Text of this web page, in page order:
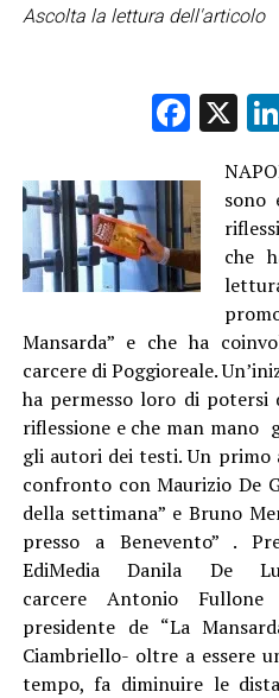
Ascolta la lettura dell'articolo
X
sono
che
Mansarda” e che ha
carcere di Poggioreale.
ha permesso loro di
riflessione e che man
gli autori dei testi. Un
confronto con Maurizio De
della settimana” e Bruno
presso a Benevento” .
EdiMedia Danila De
carcere Antonio Fullone
presidente de “La
Ciambriello- oltre a essere
tempo, fa diminuire le